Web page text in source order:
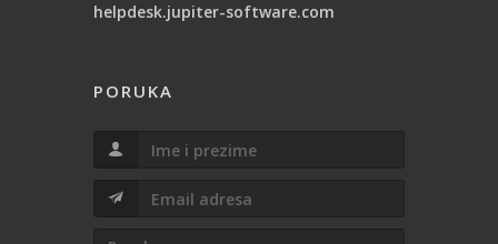
helpdesk.jupiter-software.com
PORUKA